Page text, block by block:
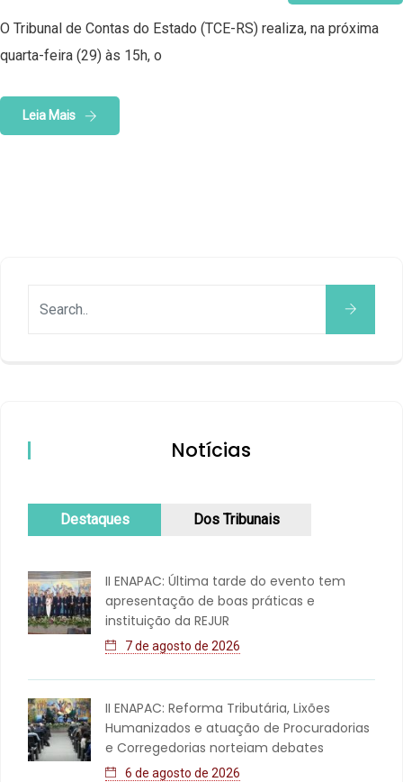
O Tribunal de Contas do Estado (TCE-RS) realiza, na próxima
quarta-feira (29) às 15h, o
Leia Mais
Notícias
Destaques Dos Tribunais
II ENAPAC: Última tarde do evento tem
apresentação de boas práticas e
instituição da REJUR
7 de agosto de 2026
II ENAPAC: Reforma Tributária, Lixões
Humanizados e atuação de Procuradorias
e Corregedorias norteiam debates
6 de agosto de 2026